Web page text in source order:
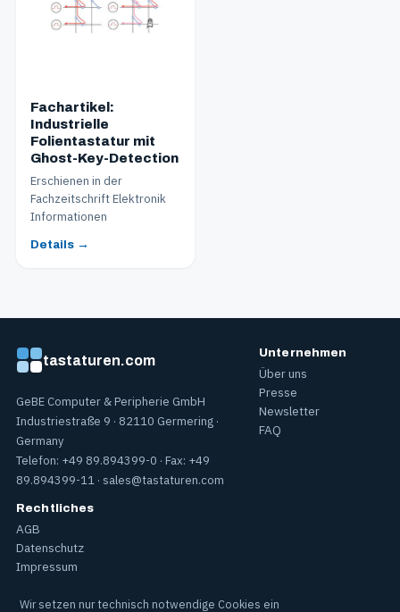
Fachartikel:
Industrielle
Folientastatur mit
Ghost-Key-Detection
Erschienen in der
Fachzeitschrift Elektronik
Informationen
Details →
tastaturen.com
GeBE Computer & Peripherie GmbH
Industriestraße 9 · 82110 Germering ·
Germany
Telefon: +49 89.894399-0 · Fax: +49
89.894399-11 · sales@tastaturen.com
Unternehmen
Über uns
Presse
Newsletter
FAQ
Rechtliches
AGB
Datenschutz
Impressum
Wir setzen nur technisch notwendige Cookies ein